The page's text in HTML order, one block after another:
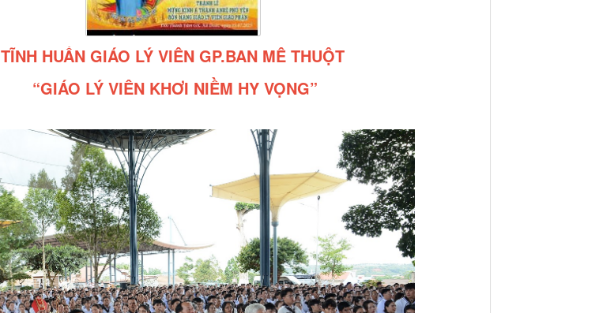
TĨNH HUẤN GIÁO LÝ VIÊN GP.BAN MÊ THUỘT
“GIÁO LÝ VIÊN KHƠI NIỀM HY VỌNG”